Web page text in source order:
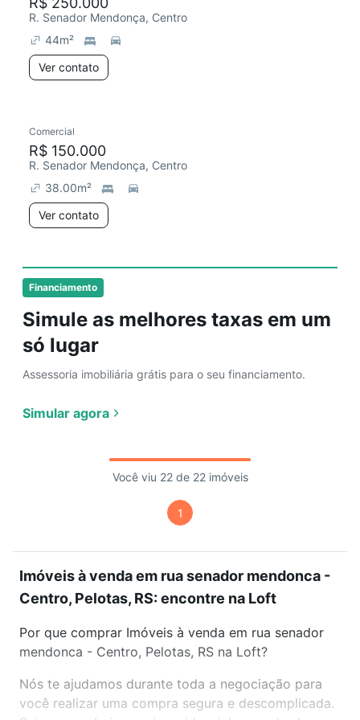
Financiamento
Simule as melhores taxas em um
só lugar
Assessoria imobiliária grátis para o seu financiamento.
Simular agora
R. Senador Mendonça, Centro
44m²
Ver contato
Comercial
R$ 150.000
R. Senador Mendonça, Centro
38.00m²
Ver contato
Você viu 22 de 22 imóveis
1
Imóveis à venda em rua senador mendonca -
Centro, Pelotas, RS: encontre na Loft
Por que comprar Imóveis à venda em rua senador
mendonca - Centro, Pelotas, RS na Loft?
Nós te ajudamos durante toda a negociação para
você realizar uma compra segura e descomplicada.